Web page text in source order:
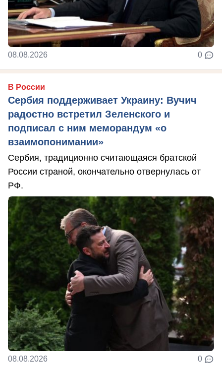
08.08.2026 0
В России
Сербия поддерживает Украину: Вучич
радостно встретил Зеленского и
подписал с ним меморандум «о
взаимопонимании»
Сербия, традиционно считающаяся братской
России страной, окончательно отвернулась от
РФ.
08.08.2026 0